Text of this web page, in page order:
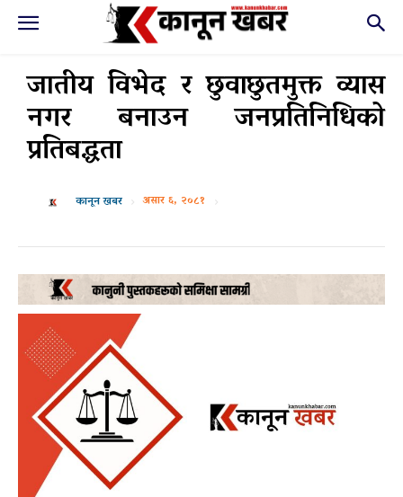
जातीय विभेद र छुवाछुतमुक्त व्यास
नगर बनाउन जनप्रतिनिधिको
प्रतिबद्धता
कानून खबर असार ६, २०८१